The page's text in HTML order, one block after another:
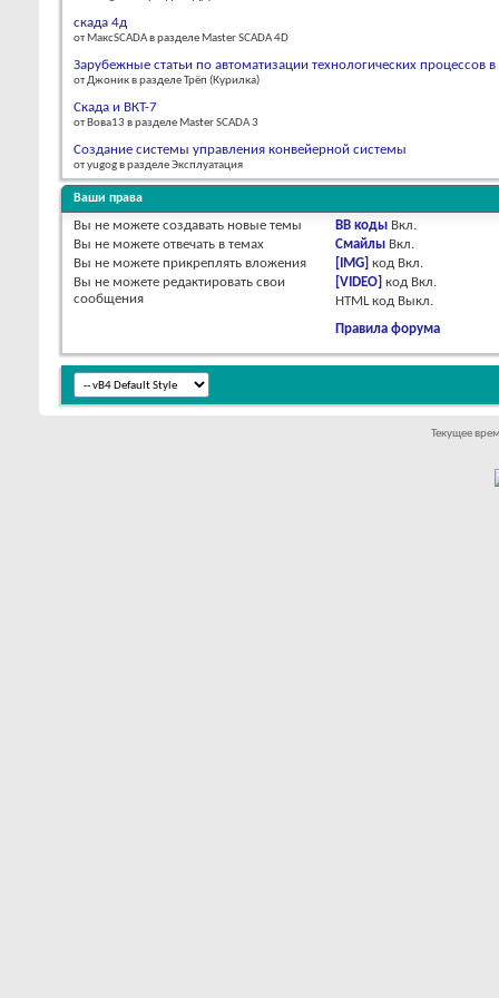
скада 4д
от МаксSCADA в разделе Master SCADA 4D
Зарубежные статьи по автоматизации технологических
от Джоник в разделе Трёп (Курилка)
Скада и ВКТ-7
от Вова13 в разделе Master SCADA 3
Создание системы управления конвейерной системы
от yugog в разделе Эксплуатация
Ваши права
Вы не можете создавать новые темы
Вы не можете отвечать в темах
Вы не можете прикреплять вложения
Вы не можете редактировать свои
сообщения
BB коды Вкл.
Смайлы Вкл.
[IMG] код Вкл.
[VIDEO] код Вкл.
HTML код Выкл.
Правила форума
Текущее